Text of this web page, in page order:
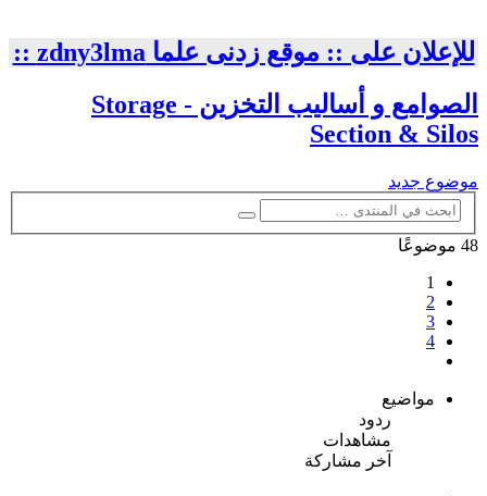
للإعلان على :: موقع زدنى علما zdny3lma ::
الصوامع و أساليب التخزين - Storage
Section & Silos
موضوع جديد
بحث
بحث
متقدم
48 موضوعًا
1
2
3
4
مواضيع
ردود
مشاهدات
آخر مشاركة